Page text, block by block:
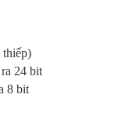
thiếp)
24 bit
bit